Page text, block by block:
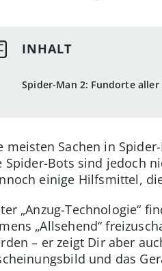
Spider-Man 2: Fundorte
meisten Sachen in
Spider-Bots sind jedoch
einige Hilfsmittel,
„Anzug-Technologie“
„Allsehend“
– er zeigt Dir aber
und das